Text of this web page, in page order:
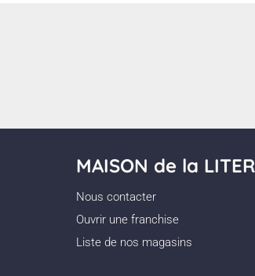
MAISON de la
Nous contacter
Ouvrir une franchise
Liste de nos magasins